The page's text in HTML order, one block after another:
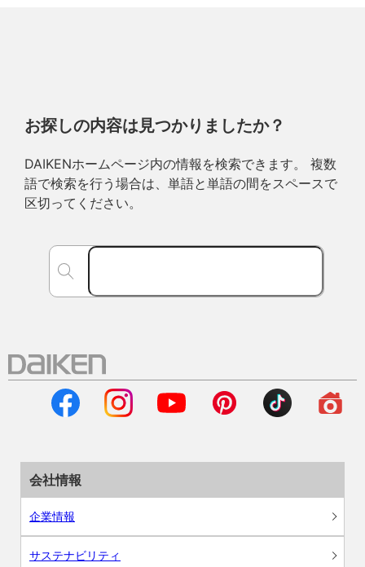
お探しの内容は見つかりましたか？
DAIKENホームページ内の情報を検索できます。 複数
語で検索を行う場合は、単語と単語の間をスペースで
区切ってください。
会社情報
企業情報
サステナビリティ